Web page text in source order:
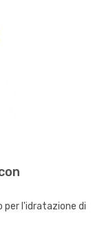
l'idratazione di